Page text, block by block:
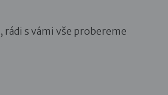
, rádi s vámi vše probereme